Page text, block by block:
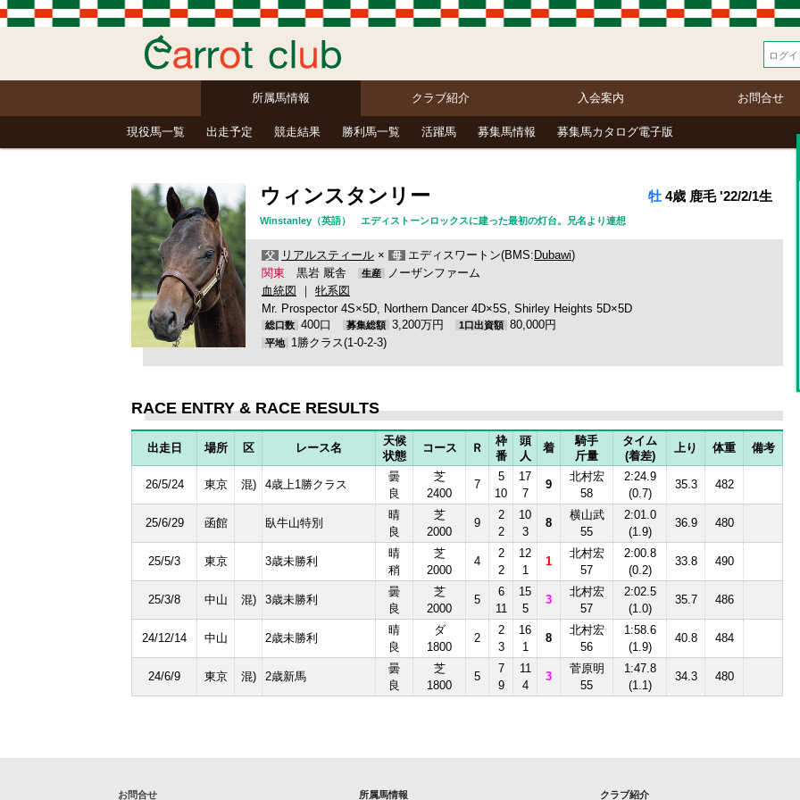
所属馬情報 クラブ紹介 入会案内 お問合せ
現役馬一覧 出走予定 競走結果 勝利馬一覧 活躍馬 募集馬情報 募集馬カタログ電子版
ウィンスタンリー 牡 4歳 鹿毛 '22/2/1生
Winstanley（英語） エディストーンロックスに建った最初の灯台。兄名より連想
父 リアルスティール × 母 エディスワートン(BMS: Dubawi)
関東 黒岩 厩舎 生産
ノーザンファーム
血統図
｜ 牝系図
Mr. Prospector 4S×5D, Northern Dancer 4D×5S, Shirley Heights 5D×5D
総口数 400口 募集総額 3,200万円 1口出資額 80,000円
平地 1勝クラス(1-0-2-3)
RACE ENTRY & RACE RESULTS
出走日 場所 区 レース名
天候
状態
コース Ｒ
枠
番
頭
人
着
騎手
斤量
タイム
(着差)
上り 体重 備考
26/5/24 東京 混) 4歳上1勝クラス
曇
良
芝
2400
7
5
10
17
7
9
北村宏
58
2:24.9
(0.7)
35.3 482
25/6/29 函館 臥牛山特別
晴
良
芝
2000
9
2
2
10
3
8
横山武
55
2:01.0
(1.9)
36.9 480
25/5/3 東京 3歳未勝利
晴
稍
芝
2000
4
2
2
12
1
1
北村宏
57
2:00.8
(0.2)
33.8 490
25/3/8 中山 混) 3歳未勝利
曇
良
芝
2000
5
6
11
15
5
3
北村宏
57
2:02.5
(1.0)
35.7 486
24/12/14 中山 2歳未勝利
晴
良
ダ
1800
2
2
3
16
1
8
北村宏
56
1:58.6
(1.9)
40.8 484
24/6/9 東京 混) 2歳新馬
曇
良
芝
1800
5
7
9
11
4
3
菅原明
55
1:47.8
(1.1)
34.3 480
お問合せ 所属馬情報 クラブ紹介